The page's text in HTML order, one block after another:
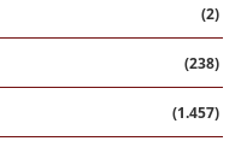
(2)
(238)
(1.457)